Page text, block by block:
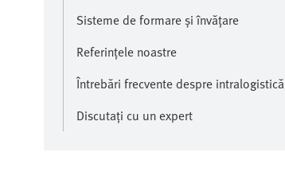
Sisteme de formare și învățare
Referințele noastre
Întrebări frecvente despre intralogistică
Discutați cu un expert